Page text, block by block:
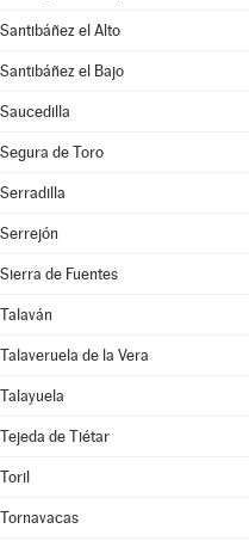
Santibáñez el Alto
Santibáñez el Bajo
Saucedilla
Segura de Toro
Serradilla
Serrejón
Sierra de Fuentes
Talaván
Talaveruela de la Vera
Talayuela
Tejeda de Tiétar
Toril
Tornavacas